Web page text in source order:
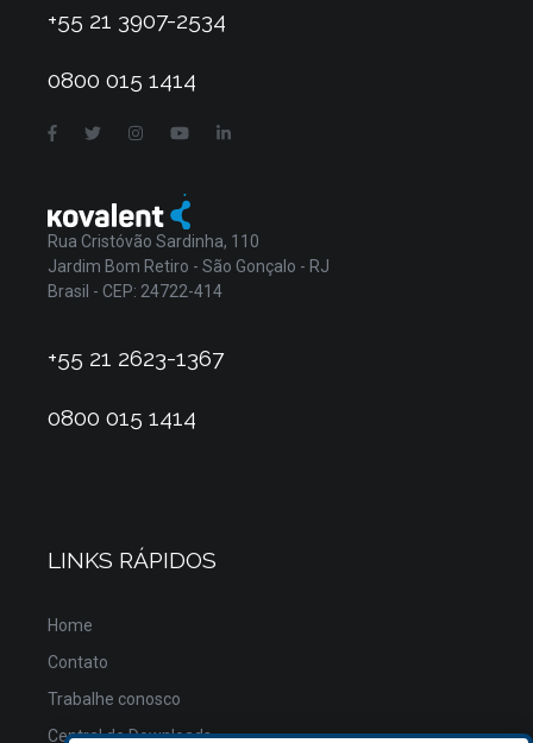
+55 21 3907-2534
0800 015 1414
Rua Cristóvão Sardinha, 110
Jardim Bom Retiro - São Gonçalo - RJ
Brasil - CEP: 24722-414
+55 21 2623-1367
0800 015 1414
LINKS RÁPIDOS
Home
Contato
Trabalhe conosco
Central de Downloads